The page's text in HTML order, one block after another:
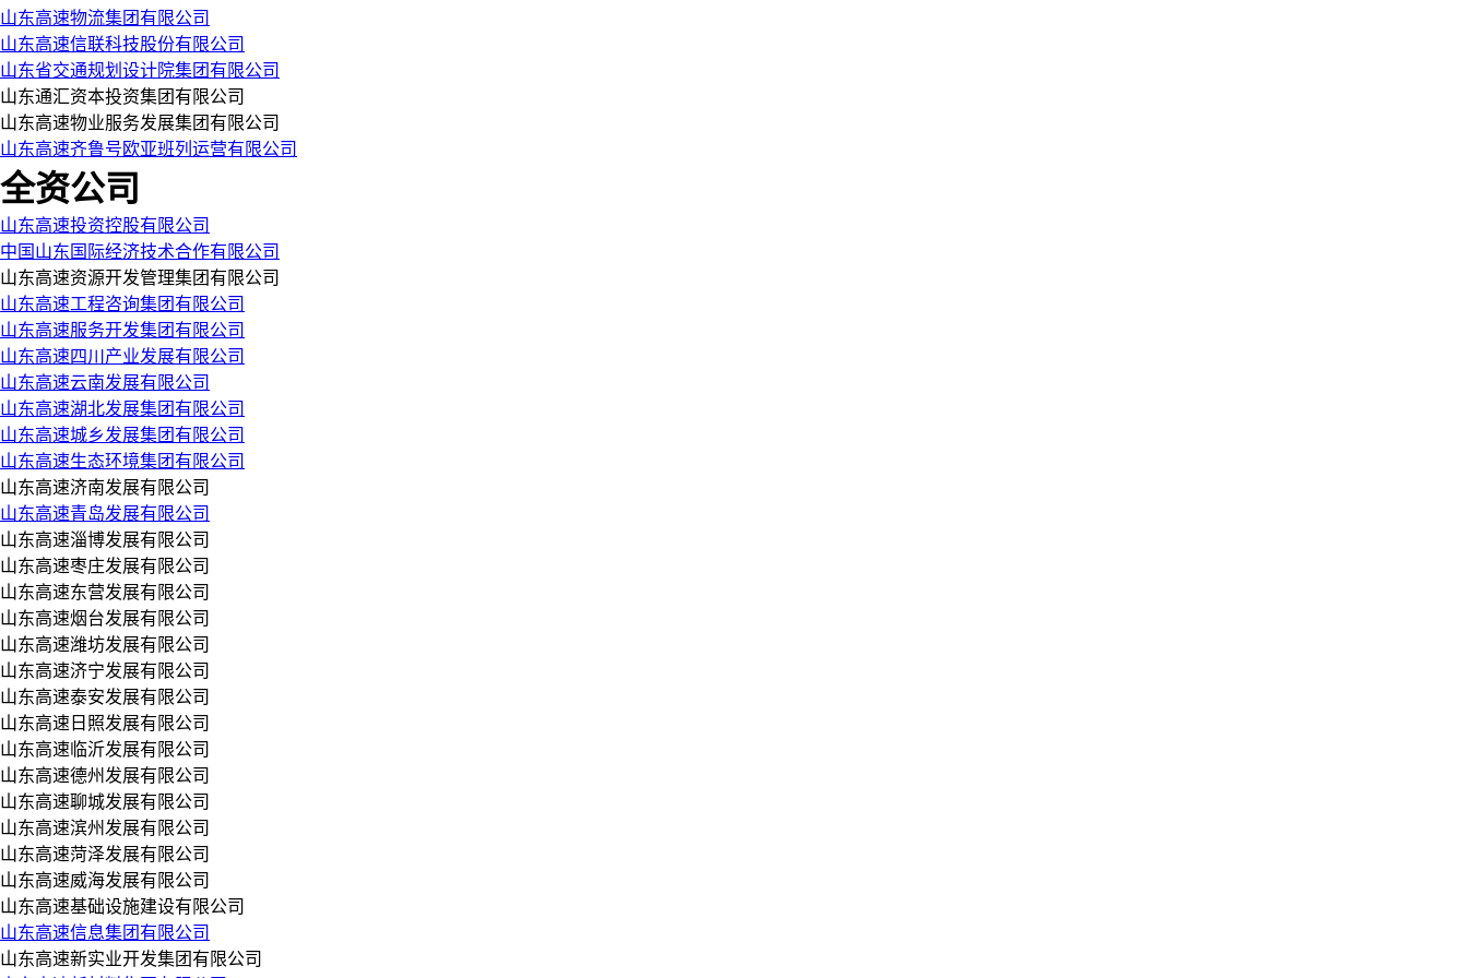
山东高速物流集团有限公司
山东高速信联科技股份有限公司
山东省交通规划设计院集团有限公司
山东通汇资本投资集团有限公司
山东高速物业服务发展集团有限公司
山东高速齐鲁号欧亚班列运营有限公司
全资公司
山东高速投资控股有限公司
中国山东国际经济技术合作有限公司
山东高速资源开发管理集团有限公司
山东高速工程咨询集团有限公司
山东高速服务开发集团有限公司
山东高速四川产业发展有限公司
山东高速云南发展有限公司
山东高速湖北发展集团有限公司
山东高速城乡发展集团有限公司
山东高速生态环境集团有限公司
山东高速济南发展有限公司
山东高速青岛发展有限公司
山东高速淄博发展有限公司
山东高速枣庄发展有限公司
山东高速东营发展有限公司
山东高速烟台发展有限公司
山东高速潍坊发展有限公司
山东高速济宁发展有限公司
山东高速泰安发展有限公司
山东高速日照发展有限公司
山东高速临沂发展有限公司
山东高速德州发展有限公司
山东高速聊城发展有限公司
山东高速滨州发展有限公司
山东高速菏泽发展有限公司
山东高速威海发展有限公司
山东高速基础设施建设有限公司
山东高速信息集团有限公司
山东高速新实业开发集团有限公司